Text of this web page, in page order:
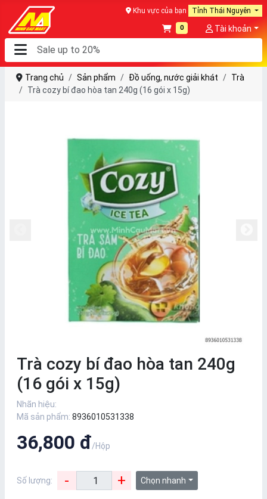
Khu vực của bạn Tỉnh Thái Nguyên
0 Tài khoản
Trang chủ Sản phẩm Đồ uống, nước giải khát
Trà
Trà cozy bí đao hòa tan 240g (16 gói x 15g)
Trà cozy bí đao hòa tan 240g
(16 gói x 15g)
Nhãn hiệu:
Mã sản phẩm: 8936010531338
36,800 đ/Hộp
Số lượng: - + Chọn nhanh